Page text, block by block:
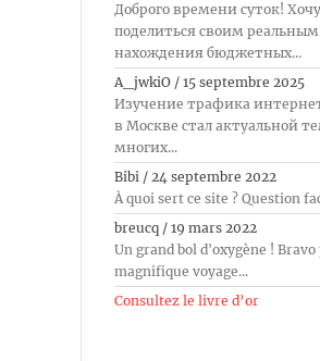
Доброго времени суток! Хочу
поделиться своим
нахождения бюджетных...
A_jwkiO / 15 septembre 2025
Изучение трафика
в Москве стал актуальной
многих...
Bibi / 24 septembre 2022
À quoi sert ce site ? Question
breucq / 19 mars 2022
Un grand bol d'oxygène ! Bravo
magnifique voyage...
Consultez le livre d’or